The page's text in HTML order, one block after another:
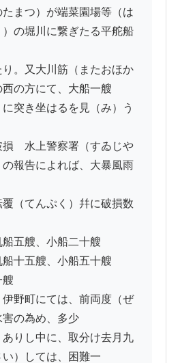
まつ）が端菜園場等（は
の堀川に繋ぎたる平舵船
。又大川筋（またおほか
の方にて、大船一艘
突き坐はるを見（み）う
　水上警察署（すゐじや
の報告によれば、大暴風雨
（てんぷく）幷に破損数
五艘、小船二十艘
十五艘、小船五十艘
野町にては、前両度（ぜ
の為め、多少
りし中に、取分け去月九
）しては、困難一